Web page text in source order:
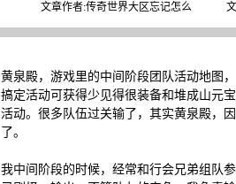
文章作者:传奇世界大区忘记怎么
黄泉殿，游戏里的中间阶段团队活动地图
搞定活动可获得少见得很装备和堆成山元
活动。很多队伍过关输了，其实黄泉殿，
了。
我中间阶段的时候，经常和行会兄弟组队